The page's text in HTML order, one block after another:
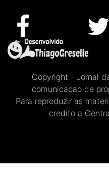
Copyright - Jornal
comunicacao de
Para reproduzir as
credito a